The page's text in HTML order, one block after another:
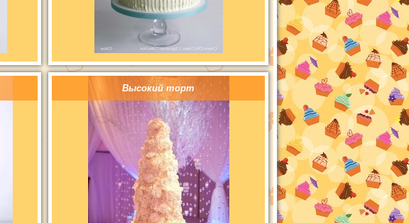
Высокий торт